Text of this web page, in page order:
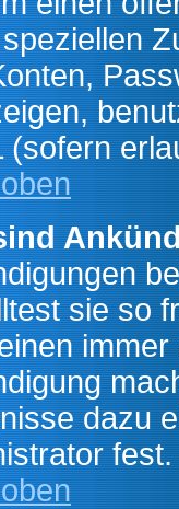
(sofern
sie so
dazu
fest.